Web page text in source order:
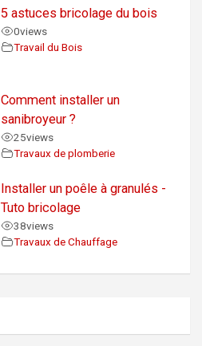
5 astuces bricolage du bois
0views
Travail du Bois
Comment installer un
sanibroyeur ?
25views
Travaux de plomberie
Installer un poêle à granulés -
Tuto bricolage
38views
Travaux de Chauffage